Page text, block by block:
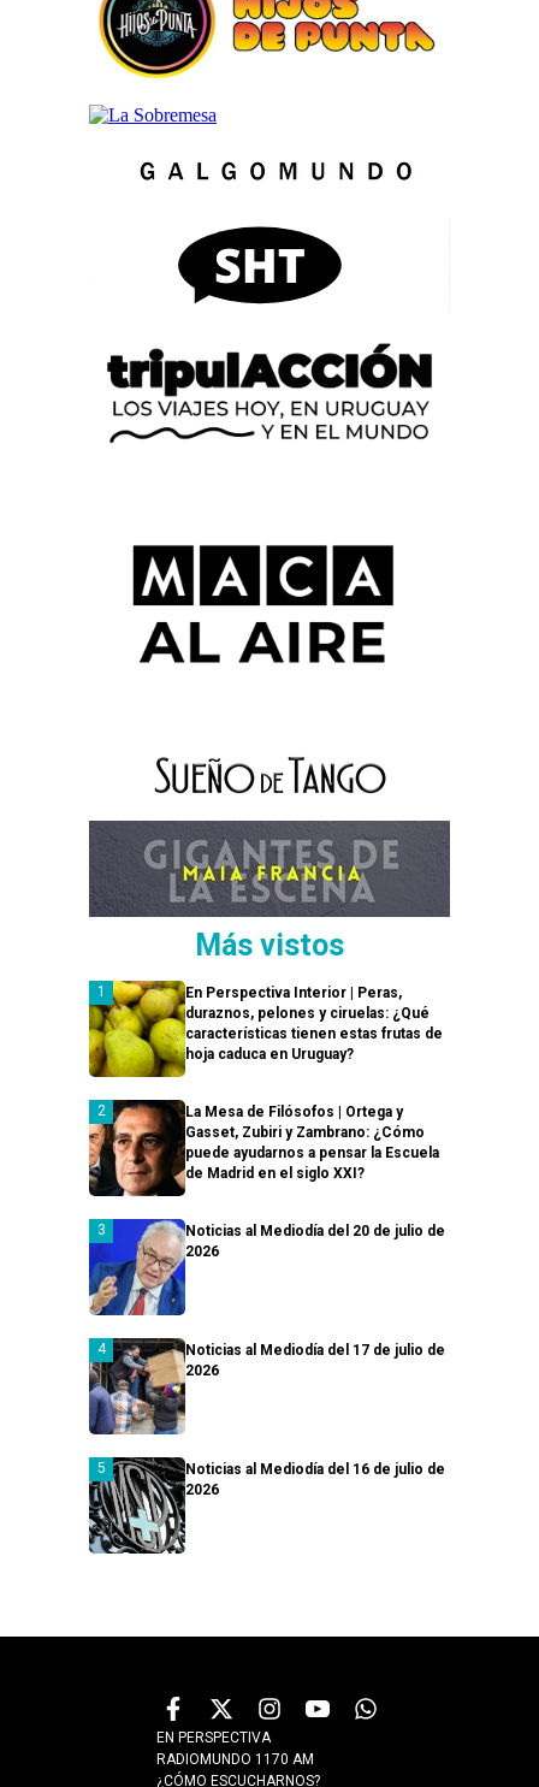
Más vistos
En Perspectiva Interior | Peras,
duraznos, pelones y ciruelas: ¿Qué
características tienen estas frutas de
hoja caduca en Uruguay?
La Mesa de Filósofos | Ortega y
Gasset, Zubiri y Zambrano: ¿Cómo
puede ayudarnos a pensar la Escuela
de Madrid en el siglo XXI?
Noticias al Mediodía del 20 de julio de
2026
Noticias al Mediodía del 17 de julio de
2026
Noticias al Mediodía del 16 de julio de
2026
EN PERSPECTIVA
RADIOMUNDO 1170 AM
¿CÓMO ESCUCHARNOS?